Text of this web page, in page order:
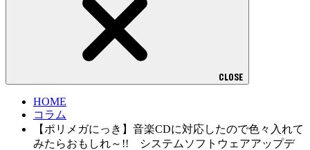
CLOSE
HOME
コラム
【ポリメガにっき】音楽CDに対応したので色々入れて
みたらおもしれ～!! システムソフトウェアアップデ